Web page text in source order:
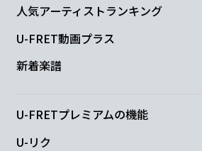
人気アーティストランキング
U-FRET動画プラス
新着楽譜
U-FRETプレミアムの機能
U-リク